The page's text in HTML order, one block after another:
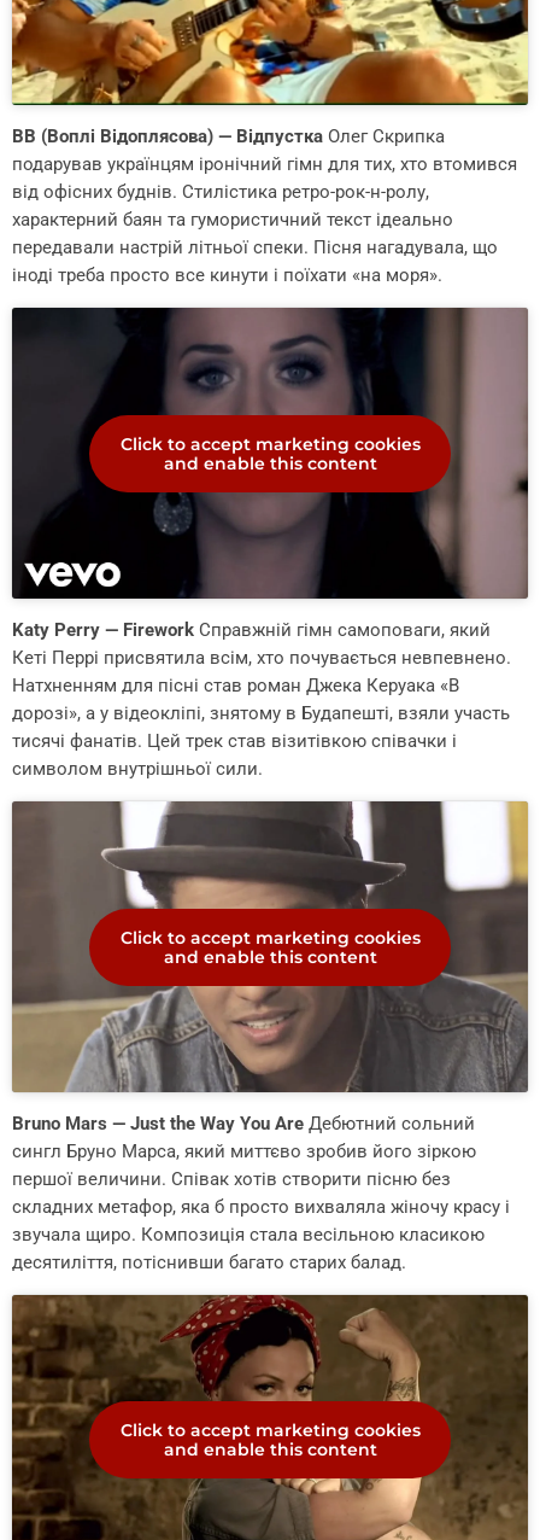
ВВ (Воплі Відоплясова) — Відпустка Олег Скрипка
подарував українцям іронічний гімн для тих, хто втомився
від офісних буднів. Стилістика ретро-рок-н-ролу,
характерний баян та гумористичний текст ідеально
передавали настрій літньої спеки. Пісня нагадувала, що
іноді треба просто все кинути і поїхати «на моря».
Click to accept marketing cookies
and enable this content
Katy Perry — Firework Справжній гімн самоповаги, який
Кеті Перрі присвятила всім, хто почувається невпевнено.
Натхненням для пісні став роман Джека Керуака «В
дорозі», а у відеокліпі, знятому в Будапешті, взяли участь
тисячі фанатів. Цей трек став візитівкою співачки і
символом внутрішньої сили.
Click to accept marketing cookies
and enable this content
Bruno Mars — Just the Way You Are Дебютний сольний
сингл Бруно Марса, який миттєво зробив його зіркою
першої величини. Співак хотів створити пісню без
складних метафор, яка б просто вихваляла жіночу красу і
звучала щиро. Композиція стала весільною класикою
десятиліття, потіснивши багато старих балад.
Click to accept marketing cookies
and enable this content